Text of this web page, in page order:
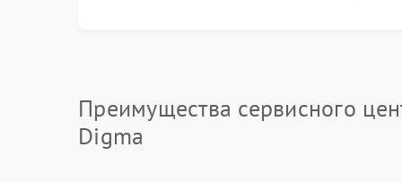
Преимущества сервисного
Digma